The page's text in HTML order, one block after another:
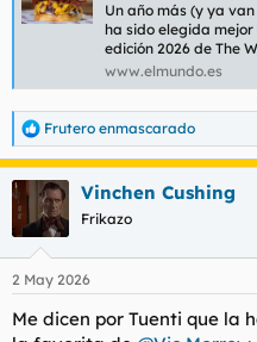
Un año más (y ya
ha sido elegida
edición 2026 de The
www.elmundo.es
R
e
a
c
c
i
e
:
Frutero enmascarado
Vinchen Cushing
Frikazo
2 May 2026
Me dicen por Tuenti que la